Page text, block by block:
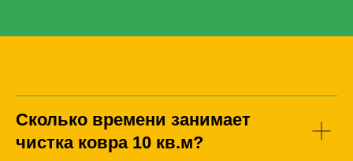
Сколько времени занимает
чистка ковра 10 кв.м?